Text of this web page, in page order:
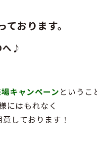
ております。
へ♪
キャンペーン というこ
にはもれなく
しております！